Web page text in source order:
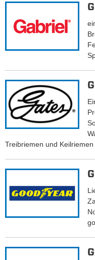
Treibriemen und Keilriemen